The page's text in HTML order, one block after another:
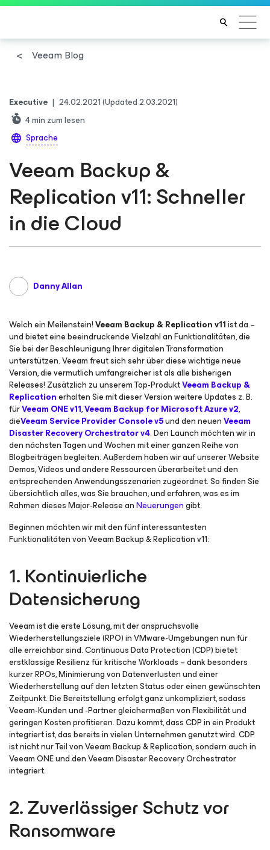
Veeam Blog
Executive | 24.02.2021(Updated 2.03.2021)
4min zum lesen
Sprache
Veeam Backup &
Replication v11: Schneller
in die Cloud
Danny Allan
Welch ein Meilenstein!Veeam Backup & Replication v11ist da –
und bietet eine beeindruckende Vielzahl an Funktionalitäten, die
Sie bei der Beschleunigung Ihrer digitalen Transformation
unterstützen. Veeam freut sich sehr über diese wichtige neue
Version, die vermutlich umfangreicher ist als alle bisherigen
Releases! Zusätzlich zu unserem Top-ProduktVeeam Backup &
Replicationerhalten Sie mit dieser Version weitere Updates z. B.
fürVeeam ONE v11,Veeam BackupforMicrosoftAzurev2,
dieVeeam Service Provider Console v5und den neuenVeeam
Disaster Recovery Orchestrator v4. Den Launch möchten wir in
den nächsten Tagen und Wochen mit einer ganzen Reihe von
Blogbeiträgen begleiten. Außerdem haben wir auf unserer Website
Demos, Videos und andere Ressourcen überarbeitet und den
entsprechenden Anwendungsszenarien zugeordnet. So finden Sie
übersichtlich alles, was Sie brauchen, und erfahren, was es im
Rahmen dieses Major-Release anNeuerungengibt.
Beginnen möchten wir mit den fünf interessantesten
Funktionalitäten von Veeam Backup & Replication v11:
1. Kontinuierliche
Datensicherung
Veeam ist die erste Lösung, mit der anspruchsvolle
Wiederherstellungsziele (RPO) in VMware-Umgebungen nun für
alle erreichbar sind. Continuous Data Protection (CDP) bietet
erstklassige Resilienz für kritische Workloads – dank besonders
kurzer RPOs, Minimierung von Datenverlusten und einer
Wiederherstellung auf den letzten Status oder einen gewünschten
Zeitpunkt. Die Bereitstellung erfolgt ganz unkompliziert, sodass
Veeam-Kunden und -Partner gleichermaßen von Flexibilität und
geringen Kosten profitieren. Dazu kommt, dass CDP in ein Produkt
integriert ist, das bereits in vielen Unternehmen genutzt wird. CDP
ist nicht nur Teil von Veeam Backup & Replication, sondern auch in
Veeam ONE und den Veeam Disaster Recovery Orchestrator
integriert.
2. Zuverlässiger Schutz vor
Ransomware